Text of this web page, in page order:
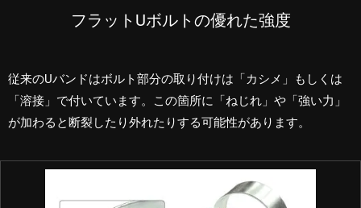
フラットUボルトの優れた強度
従来のUバンドはボルト部分の取り付けは「カシメ」もしくは
「溶接」で付いています。この箇所に「ねじれ」や「強い力」
が加わると断裂したり外れたりする可能性があります。